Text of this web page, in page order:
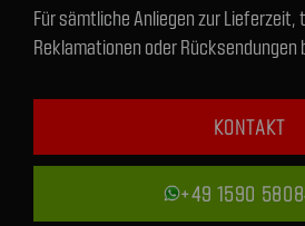
Für sämtliche Anliegen zur Lieferzeit,
Reklamationen oder
KONTAKT
+49 1590